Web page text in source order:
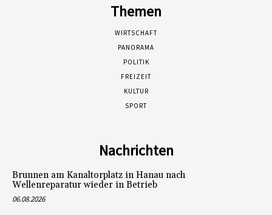
Themen
WIRTSCHAFT
PANORAMA
POLITIK
FREIZEIT
KULTUR
SPORT
Nachrichten
Brunnen am Kanaltorplatz in Hanau nach
Wellenreparatur wieder in Betrieb
06.08.2026